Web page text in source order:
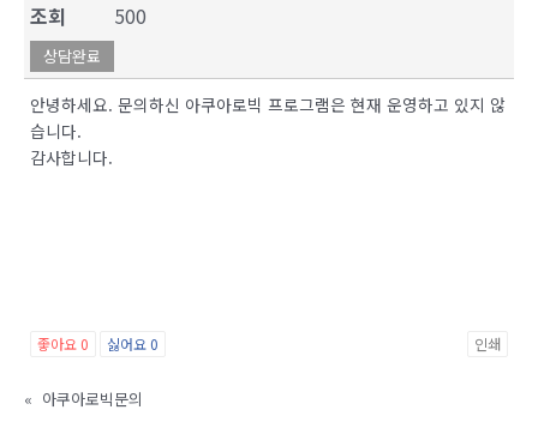
조회
500
상담완료
안녕하세요. 문의하신 아쿠아로빅 프로그램은 현재 운영하고 있지 않
습니다.
감사합니다.
좋아요 0 싫어요0 인쇄
« 아쿠아로빅문의